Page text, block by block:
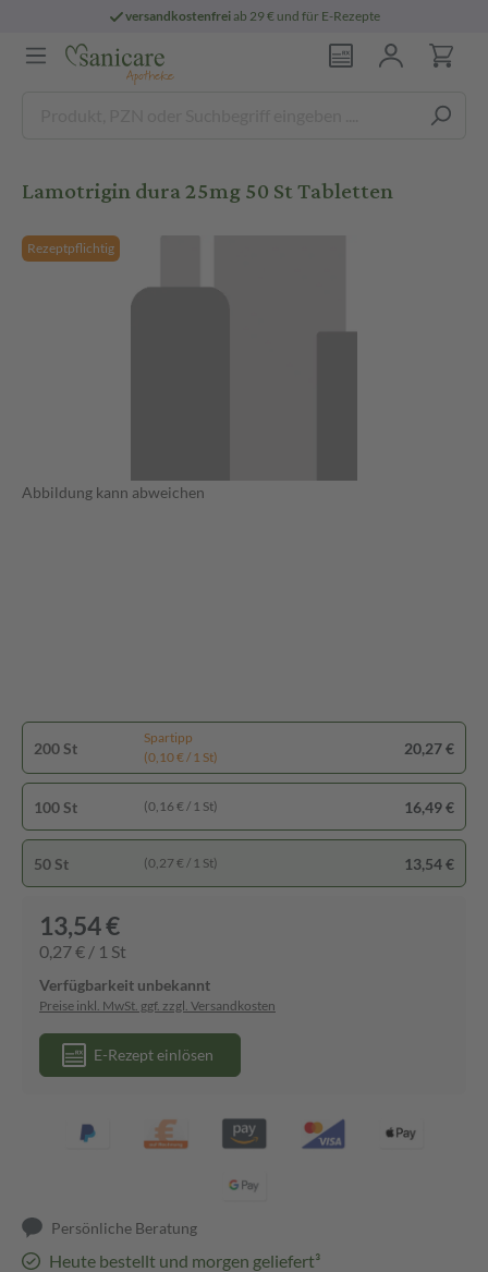
versandkostenfreiab 29 € und für E-Rezepte
Lamotrigin dura 25mg 50 St Tabletten
Rezeptpflichtig
Abbildung kann abweichen
200 St
Spartipp
(0,10 € / 1 St)
20,27 €
100 St (0,16 € / 1 St) 16,49 €
50 St (0,27 € / 1 St) 13,54 €
13,54 €
0,27 € / 1 St
Verfügbarkeit unbekannt
Preise inkl. MwSt. ggf. zzgl. Versandkosten
E-Rezept einlösen
Persönliche Beratung
Heute bestellt und morgen geliefert³